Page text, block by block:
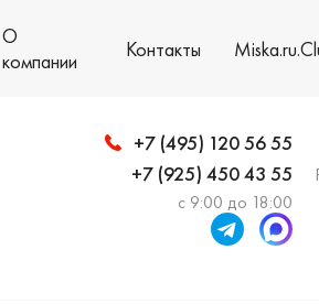
О
компании
Контакты
+7 (495) 120 56 55
+7 (925) 450 43 55
с 9:00 до 18:00